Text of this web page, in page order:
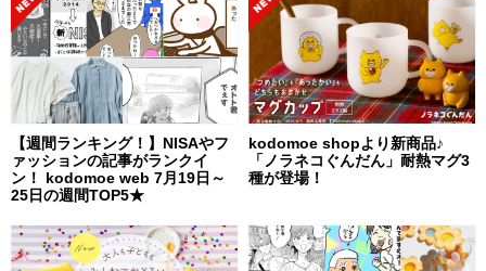
【週間ランキング！】NISAやフ
ァッションの記事がランクイ
ン！ kodomoe web 7月19日～
25日の週間TOP5★
kodomoe shopより新商品♪
「ノラネコぐんだん」耐熱マグ3
種が登場！